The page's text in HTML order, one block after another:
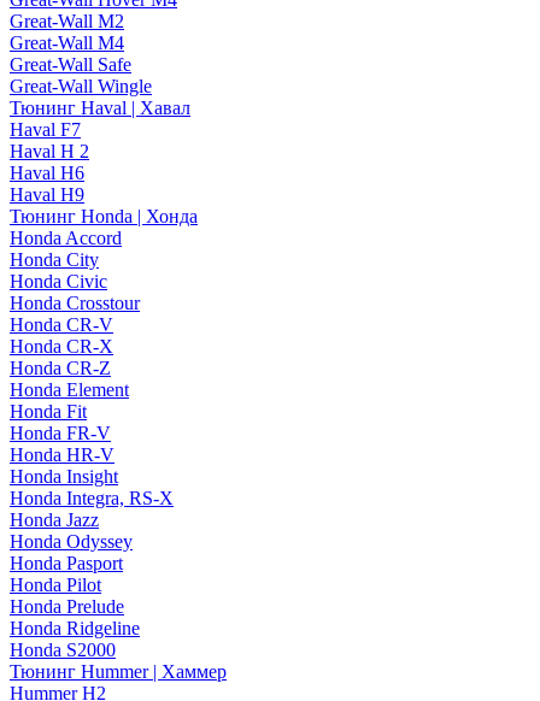
Great-Wall M2
Great-Wall M4
Great-Wall Safe
Great-Wall Wingle
Тюнинг Haval | Хавал
Haval F7
Haval H 2
Haval H6
Haval H9
Тюнинг Honda | Хонда
Honda Accord
Honda City
Honda Civic
Honda Crosstour
Honda CR-V
Honda CR-X
Honda CR-Z
Honda Element
Honda Fit
Honda FR-V
Honda HR-V
Honda Insight
Honda Integra, RS-X
Honda Jazz
Honda Odyssey
Honda Pasport
Honda Pilot
Honda Prelude
Honda Ridgeline
Honda S2000
Тюнинг Hummer | Хаммер
Hummer H2